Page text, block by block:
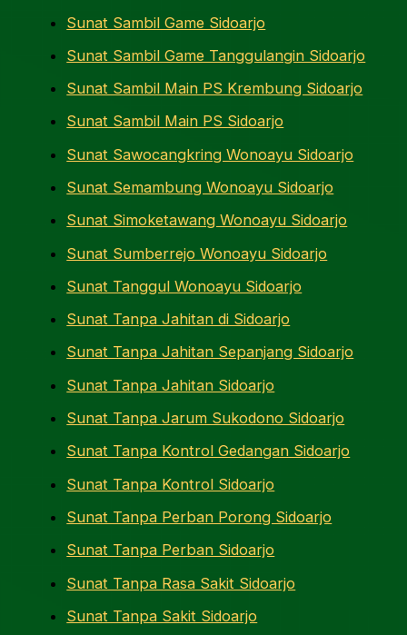
Sunat Sambil Game Sidoarjo
Sunat Sambil Game Tanggulangin Sidoarjo
Sunat Sambil Main PS Krembung Sidoarjo
Sunat Sambil Main PS Sidoarjo
Sunat Sawocangkring Wonoayu Sidoarjo
Sunat Semambung Wonoayu Sidoarjo
Sunat Simoketawang Wonoayu Sidoarjo
Sunat Sumberrejo Wonoayu Sidoarjo
Sunat Tanggul Wonoayu Sidoarjo
Sunat Tanpa Jahitan di Sidoarjo
Sunat Tanpa Jahitan Sepanjang Sidoarjo
Sunat Tanpa Jahitan Sidoarjo
Sunat Tanpa Jarum Sukodono Sidoarjo
Sunat Tanpa Kontrol Gedangan Sidoarjo
Sunat Tanpa Kontrol Sidoarjo
Sunat Tanpa Perban Porong Sidoarjo
Sunat Tanpa Perban Sidoarjo
Sunat Tanpa Rasa Sakit Sidoarjo
Sunat Tanpa Sakit Sidoarjo